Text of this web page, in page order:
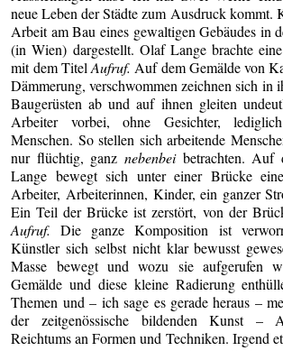
neue Leben der Städte zum Ausdruck kommt.
Arbeit am Bau eines gewaltigen Gebäudes in
(in Wien) dargestellt. Olaf Lange brachte
mit dem TitelAufruf. Auf dem Gemälde von
Dämmerung, verschwommen zeichnen sich in
Baugerüsten ab und auf ihnen gleiten
Arbeiter vorbei, ohne Gesichter,
Menschen. So stellen sich arbeitende
nur flüchtig, ganz nebenbeibetrachten. Auf
Lange bewegt sich unter einer Brücke eine
Arbeiter, Arbeiterinnen, Kinder, ein ganzer
Ein Teil der Brücke ist zerstört, von der
Aufruf. Die ganze Komposition ist
Künstler sich selbst nicht klar bewusst
Masse bewegt und wozu sie aufgerufen
Gemälde und diese kleine Radierung
Themen und – ich sage es gerade heraus –
der zeitgenössische bildenden Kunst –
Reichtums an Formen und Techniken. Irgend